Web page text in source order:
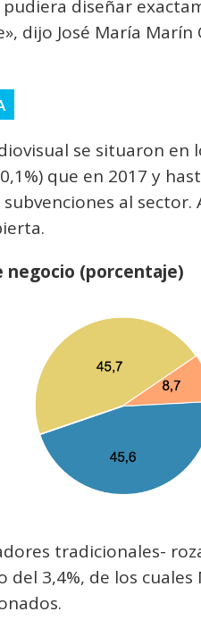
diseñar
dijo José María Marín
se situaron en
que en 2017 y
al sector.
negocio (porcentaje)
tradicionales-
3,4%, de los cuales